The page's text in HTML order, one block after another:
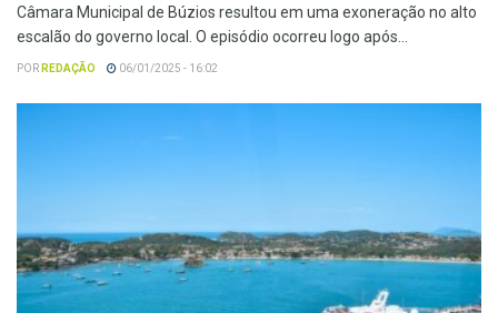
Câmara Municipal de Búzios resultou em uma exoneração no alto
escalão do governo local. O episódio ocorreu logo após...
POR REDAÇÃO 06/01/2025 - 16:02